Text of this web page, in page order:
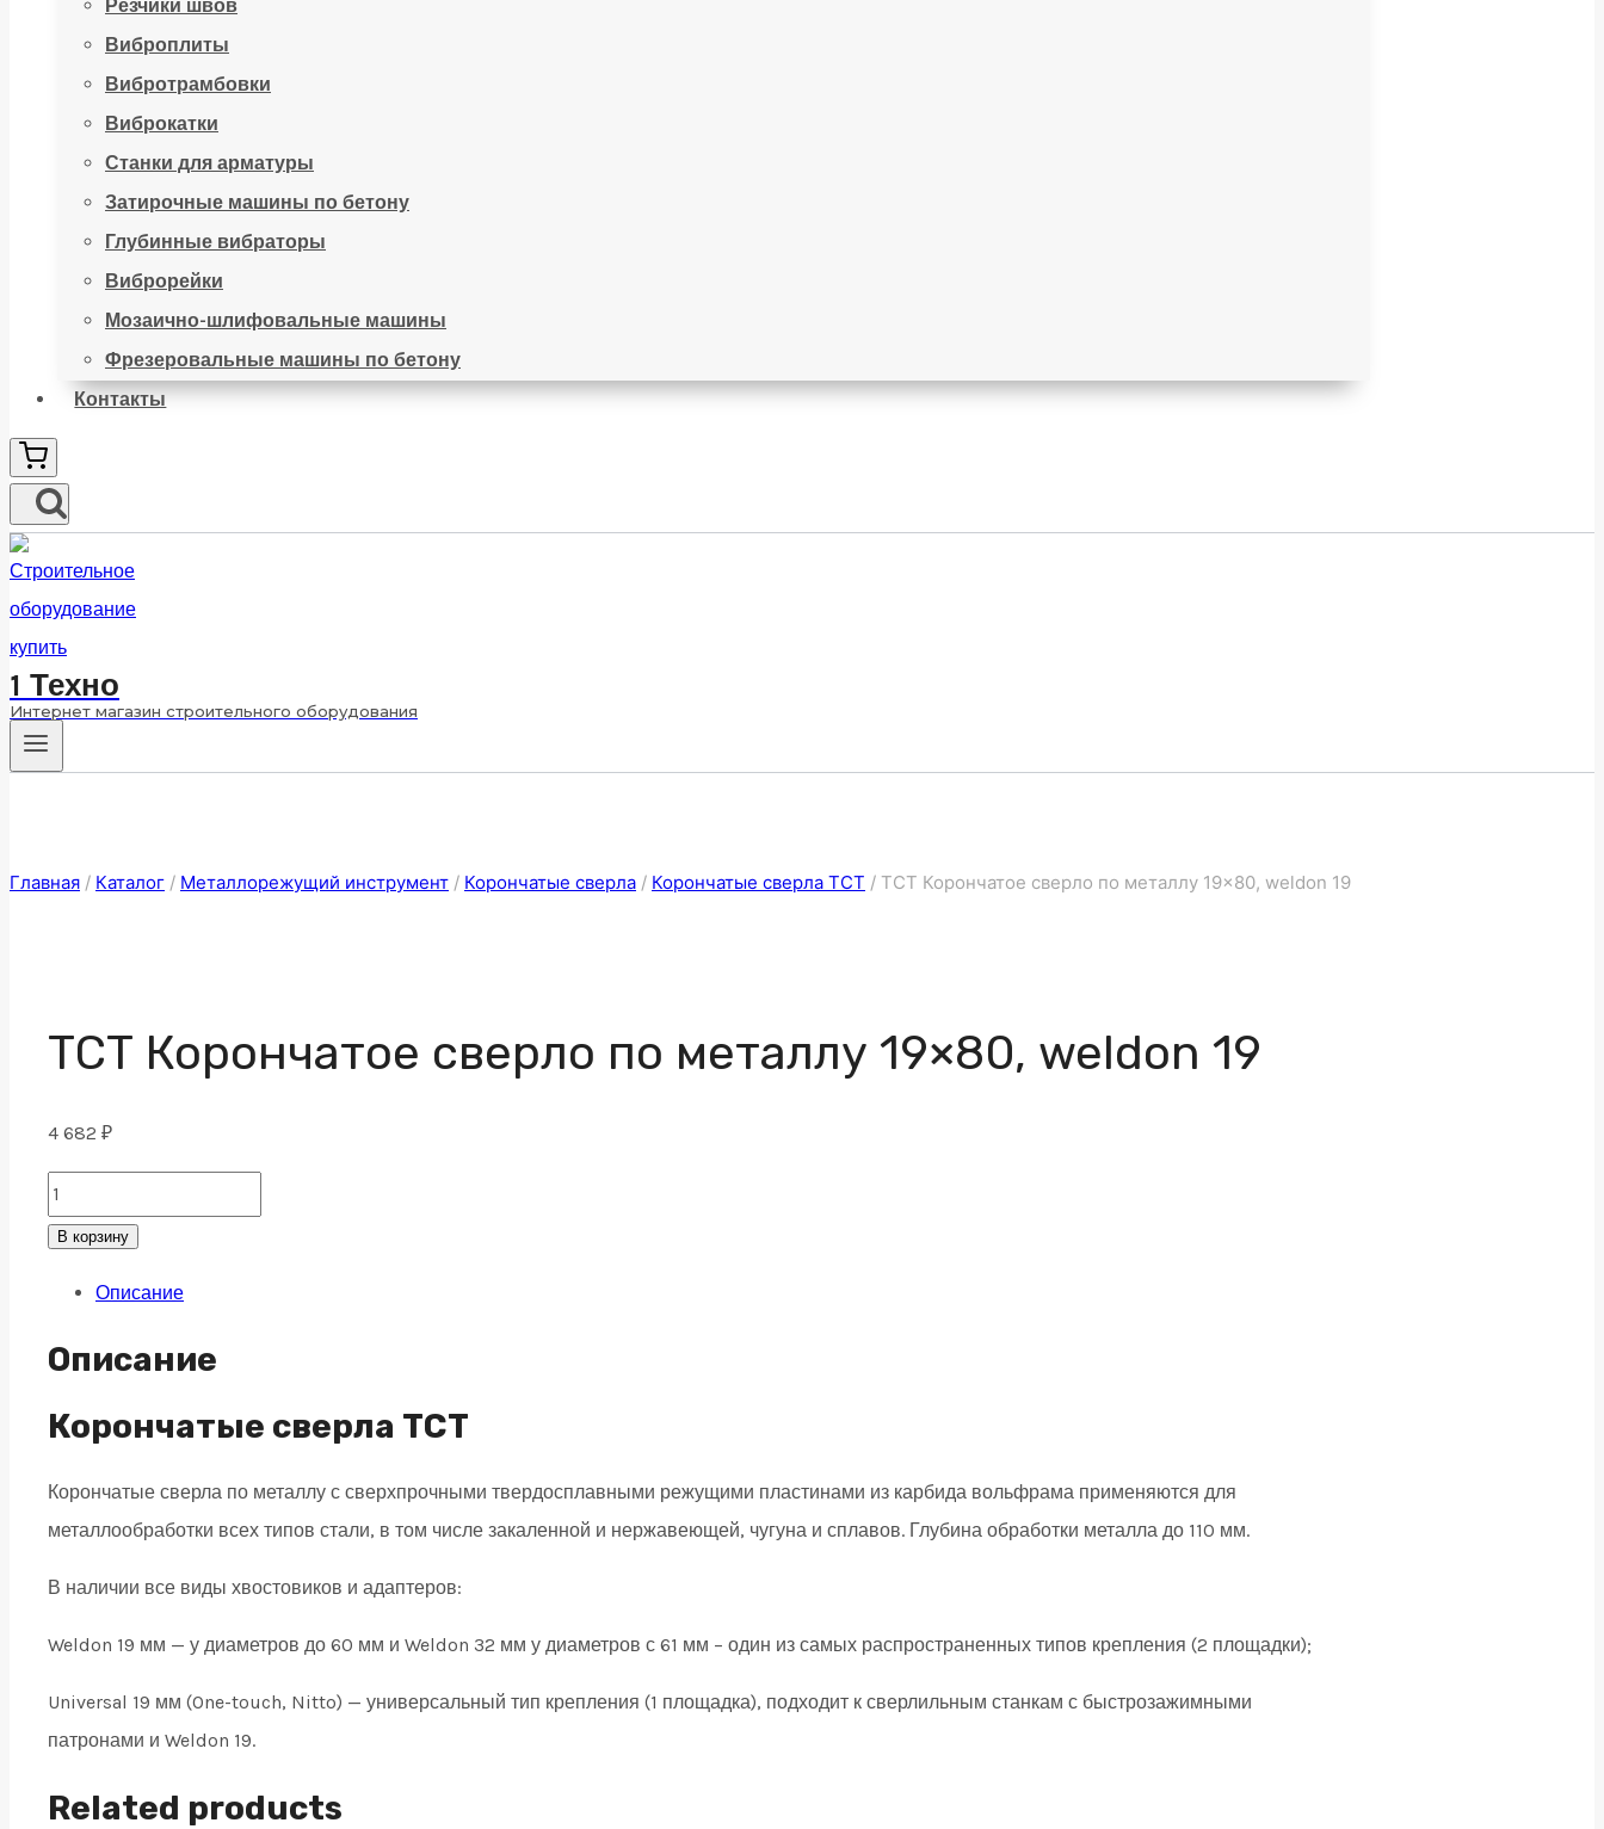
Резчики швов
Виброплиты
Вибротрамбовки
Виброкатки
Станки для арматуры
Затирочные машины по бетону
Глубинные вибраторы
Виброрейки
Мозаично-шлифовальные машины
Фрезеровальные машины по бетону
Контакты
1 Техно
Интернет магазин строительного оборудования
Главная / Каталог / Металлорежущий инструмент / Корончатые сверла / Корончатые сверла ТСТ / ТСТ Корончатое сверло по металлу 19×80, weldon 19
ТСТ Корончатое сверло по металлу 19×80, weldon 19
4 682 ₽
ТСТ
Корончатое
weldon
quantity
В корзину
Описание
Описание
Корончатые сверла TCT
Корончатые сверла по металлу с сверхпрочными твердосплавными режущими пластинами из карбида вольфрама применяются для
металлообработки всех типов стали, в том числе закаленной и нержавеющей, чугуна и сплавов. Глубина обработки металла до 110 мм.
В наличии все виды хвостовиков и адаптеров:
Weldon 19 мм — у диаметров до 60 мм и Weldon 32 мм у диаметров с 61 мм – один из самых распространенных типов крепления (2 площадки);
Universal 19 мм (One-touch, Nitto) — универсальный тип крепления (1 площадка), подходит к сверлильным станкам с быстрозажимными
патронами и Weldon 19.
Related products